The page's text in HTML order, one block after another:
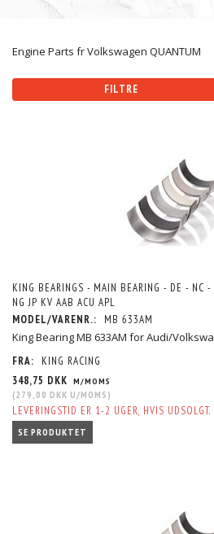
Engine Parts fr Volkswagen QUANTUM
FILTRE
KING BEARINGS - MAIN BEARING - DE - NC
NG JP KV AAB ACU APL
MODEL/VARENR.:
MB 633AM
King Bearing MB 633AM for Audi/
FRA:
KING RACING
348,75 DKK M/MOMS
(279,00 DKK U/MOMS )
LEVERINGSTID ER 1-2 UGER, HVIS UDSOLGT.
SE PRODUKTET